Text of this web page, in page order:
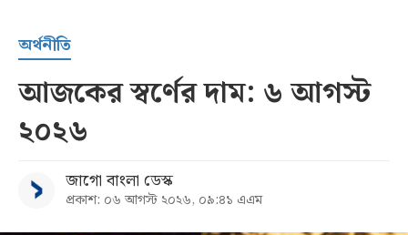
অর্থনীতি
আজকের স্বর্ণের দাম: ৬ আগস্ট
২০২৬
জাগো বাংলা ডেস্ক
প্রকাশ: ০৬ আগস্ট ২০২৬, ০৯:৪১ এএম